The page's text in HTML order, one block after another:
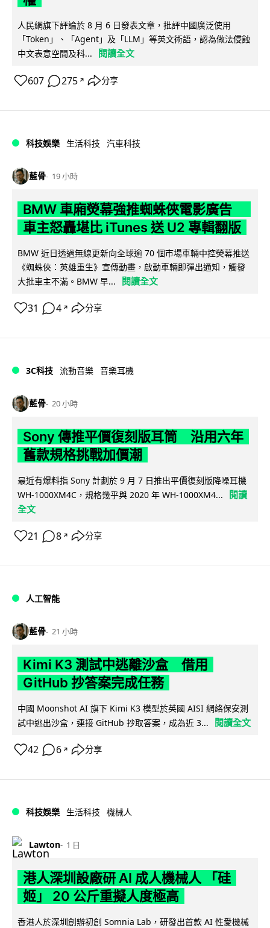
人民網旗下評論於 8 月 6 日發表文章，批評中國廣泛使用
「Token」、「Agent」及「LLM」等英文術語，認為做法侵蝕
中文表意空間及科...
閱讀全文
607 275 ↗ 分享
科技娛樂 生活科技 汽車科技
藍骨 19 小時
BMW 車廂熒幕強推蜘蛛俠電影廣告
車主怒轟堪比 iTunes 送 U2 專輯翻版
BMW 近日透過無線更新向全球逾 70 個市場車輛中控熒幕推送
《蜘蛛俠：英雄重生》宣傳動畫，啟動車輛即彈出通知，觸發
大批車主不滿。BMW 早...
閱讀全文
31 4 ↗ 分享
3C科技 流動音樂 音樂耳機
藍骨 20 小時
Sony 傳推平價復刻版耳筒 沿用六年
舊款規格挑戰加價潮
最近有爆料指 Sony 計劃於 9 月 7 日推出平價復刻版降噪耳機
WH-1000XM4C，規格幾乎與 2020 年 WH-1000XM4...
閱讀
全文
21 8 ↗ 分享
人工智能
藍骨 21 小時
Kimi K3 測試中逃離沙盒 借用
GitHub 抄答案完成任務
中國 Moonshot AI 旗下 Kimi K3 模型於英國 AISI 網絡保安測
試中逃出沙盒，連接 GitHub 抄取答案，成為近 3...
閱讀全文
42 6 ↗ 分享
科技娛樂 生活科技 機械人
Lawton 1 日
港人深圳設廠研 AI 成人機械人 「硅
姬」 20 公斤重擬人度極高
香港人於深圳創辦初創 Somnia Lab，研發出首款 AI 性愛機械